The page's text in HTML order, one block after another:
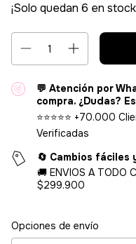
¡Solo quedan 6 en
💬 Atención por
compra. ¿Dudas?
⭐⭐⭐⭐⭐ +70.000
Verificadas
🔄 Cambios fáciles
🚚 ENVIOS A TODO
$299.900
Entregas para el CP:
Opciones de envío